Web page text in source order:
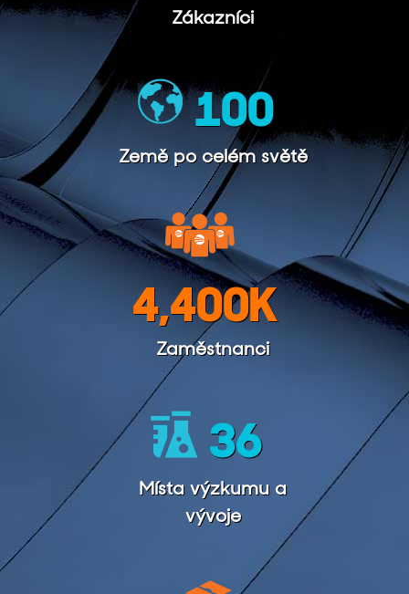
Zákazníci
100
Země po celém světě
4,400K
Zaměstnanci
36
Místa výzkumu a
vývoje